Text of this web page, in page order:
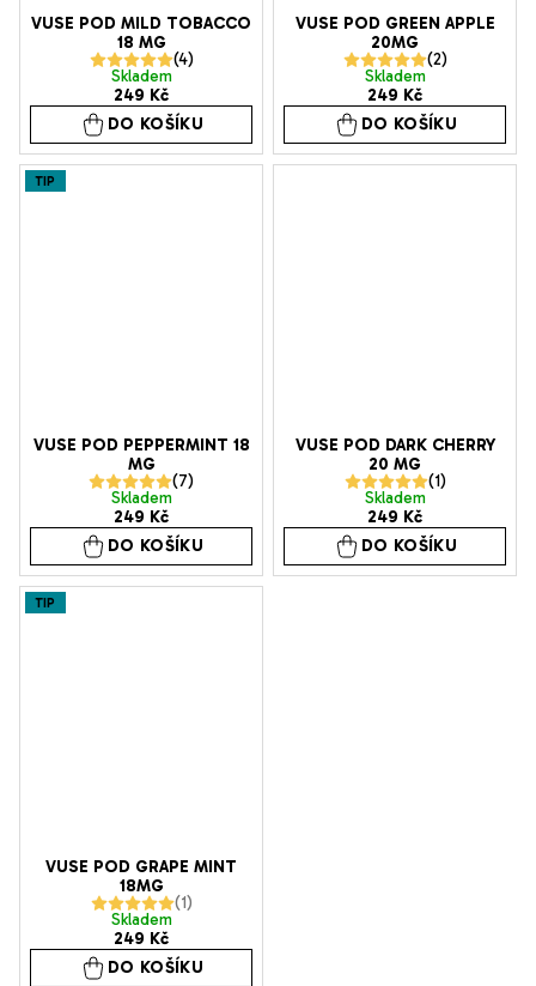
VUSE POD MILD TOBACCO
18 MG
Průměrné
hodnocení
produktu
je
Skladem
249 Kč
DO KOŠÍKU
VUSE POD GREEN APPLE
20MG
Průměrné
hodnocení
produktu
je
Skladem
249 Kč
DO KOŠÍKU
TIP
VUSE POD PEPPERMINT 18
MG
Průměrné
hodnocení
produktu
je
Skladem
249 Kč
DO KOŠÍKU
VUSE POD DARK CHERRY
20 MG
Průměrné
hodnocení
produktu
je
Skladem
249 Kč
DO KOŠÍKU
TIP
VUSE POD GRAPE MINT
18MG
Průměrné
hodnocení
produktu
Skladem
249 Kč
DO KOŠÍKU